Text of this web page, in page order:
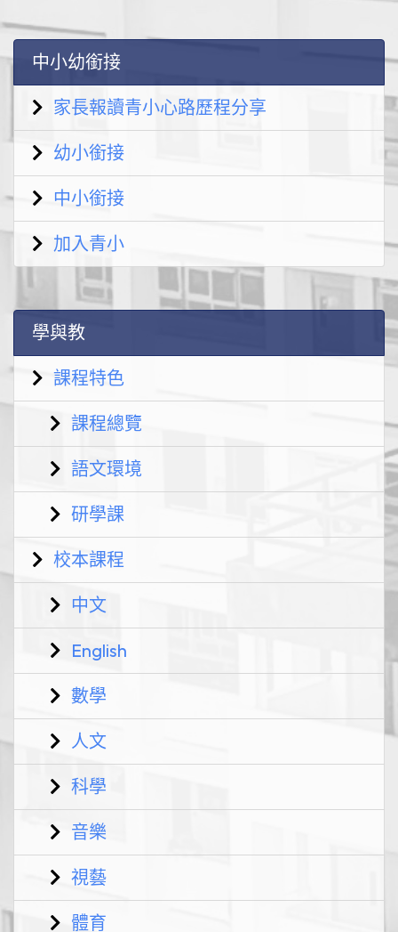
中小幼銜接
家長報讀青小心路歷程分享
幼小銜接
中小銜接
加入青小
學與教
課程特色
課程總覽
語文環境
研學課
校本課程
中文
English
數學
人文
科學
音樂
視藝
體育